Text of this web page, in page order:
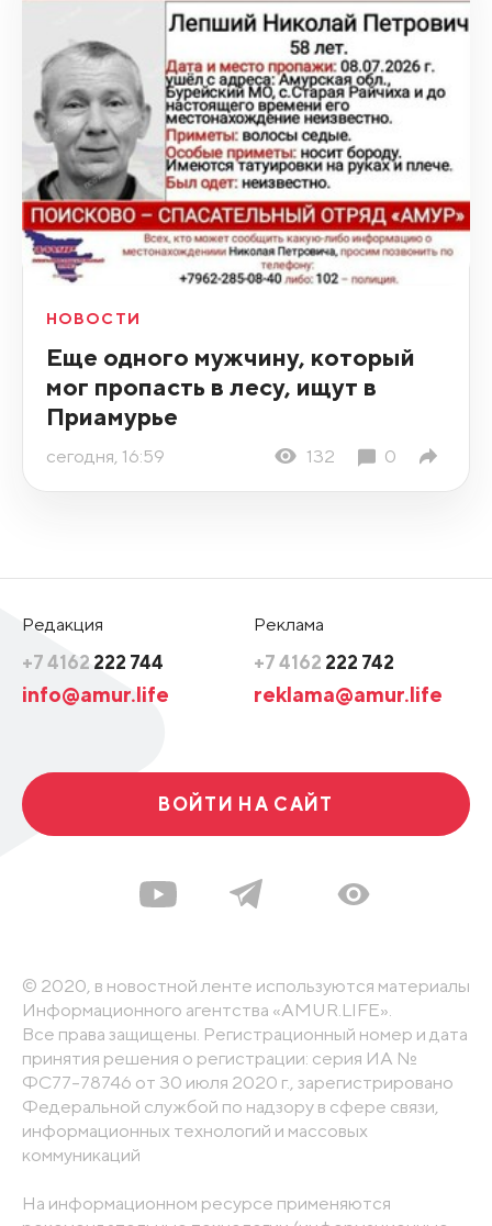
НОВОСТИ
Еще одного мужчину, который
мог пропасть в лесу, ищут в
Приамурье
сегодня, 16:59 132 0
Редакция
+7 4162 222 744
info@amur.life
Реклама
+7 4162 222 742
reklama@amur.life
ВОЙТИ НА САЙТ
© 2020, в новостной ленте используются материалы
Информационного агентства «AMUR.LIFE».
Все права защищены. Регистрационный номер и дата
принятия решения о регистрации: серия ИА №
ФС77-78746 от 30 июля 2020 г., зарегистрировано
Федеральной службой по надзору в сфере связи,
информационных технологий и массовых
коммуникаций
На информационном ресурсе применяются